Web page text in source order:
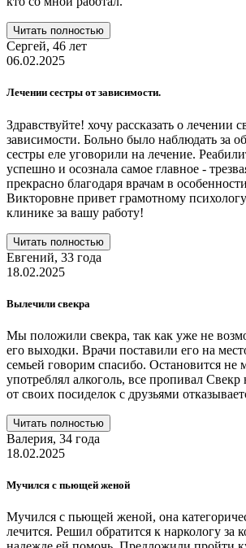
Читать полностью
Сергей, 46 лет
06.02.2025
Лечении сестры от зависимости.
Здравствуйте! хочу рассказать о лечении
зависимости. Больно было наблюдать за
сестры еле уговорили на лечение.
успешно и осознала самое главное -
прекрасно благодаря врачам в
Викторовне привет грамотному
клинике за вашу работу!
Читать полностью
Евгений, 33 года
18.02.2025
Вылечили свекра
Мы положили свекра, так как уже не
его выходки. Врачи поставили его на
семьей говорим спасибо. Остановится не
употреблял алкоголь, все пропивал Свекр
от своих посиделок с друзьями
Читать полностью
Валерия, 34 года
18.02.2025
Мучился с пьющей женой
Мучился с пьющей женой, она
лечится. Решил обратится к наркологу за